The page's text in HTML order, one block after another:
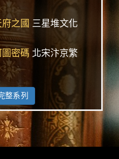
之國 三星堆文化
密碼 北宋汴京繁
整系列